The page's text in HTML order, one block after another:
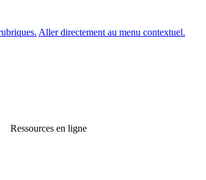
Aller directement au menu contextuel.
Ressources en ligne